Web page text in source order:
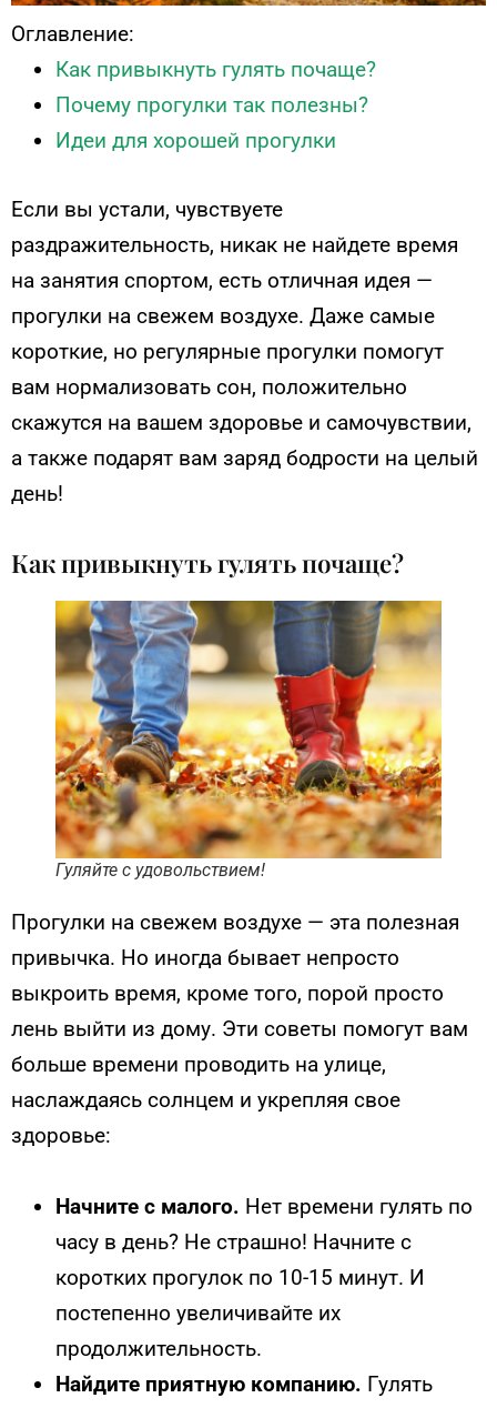
Оглавление:
Как привыкнуть гулять почаще?
Почему прогулки так полезны?
Идеи для хорошей прогулки
Если вы устали, чувствуете
раздражительность, никак не найдете время
на занятия спортом, есть отличная идея —
прогулки на свежем воздухе. Даже самые
короткие, но регулярные прогулки помогут
вам нормализовать сон, положительно
скажутся на вашем здоровье и самочувствии,
а также подарят вам заряд бодрости на целый
день!
Как привыкнуть гулять почаще?
Гуляйте с удовольствием!
Прогулки на свежем воздухе — эта полезная
привычка. Но иногда бывает непросто
выкроить время, кроме того, порой просто
лень выйти из дому. Эти советы помогут вам
больше времени проводить на улице,
наслаждаясь солнцем и укрепляя свое
здоровье:
Начните с малого. Нет времени гулять по
часу в день? Не страшно! Начните с
коротких прогулок по 10-15 минут. И
постепенно увеличивайте их
продолжительность.
Найдите приятную компанию. Гулять